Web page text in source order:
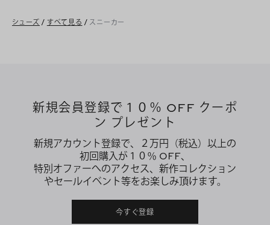
シューズ / すべて見る / スニーカー
新規会員登録で１０％ OFF クーポ
ン プレゼント
新規アカウント登録で、２万円（税込）以上の
初回購入が１０％ OFF、
特別オファーへのアクセス、新作コレクション
やセールイベント等をお楽しみ頂けます。
今すぐ登録